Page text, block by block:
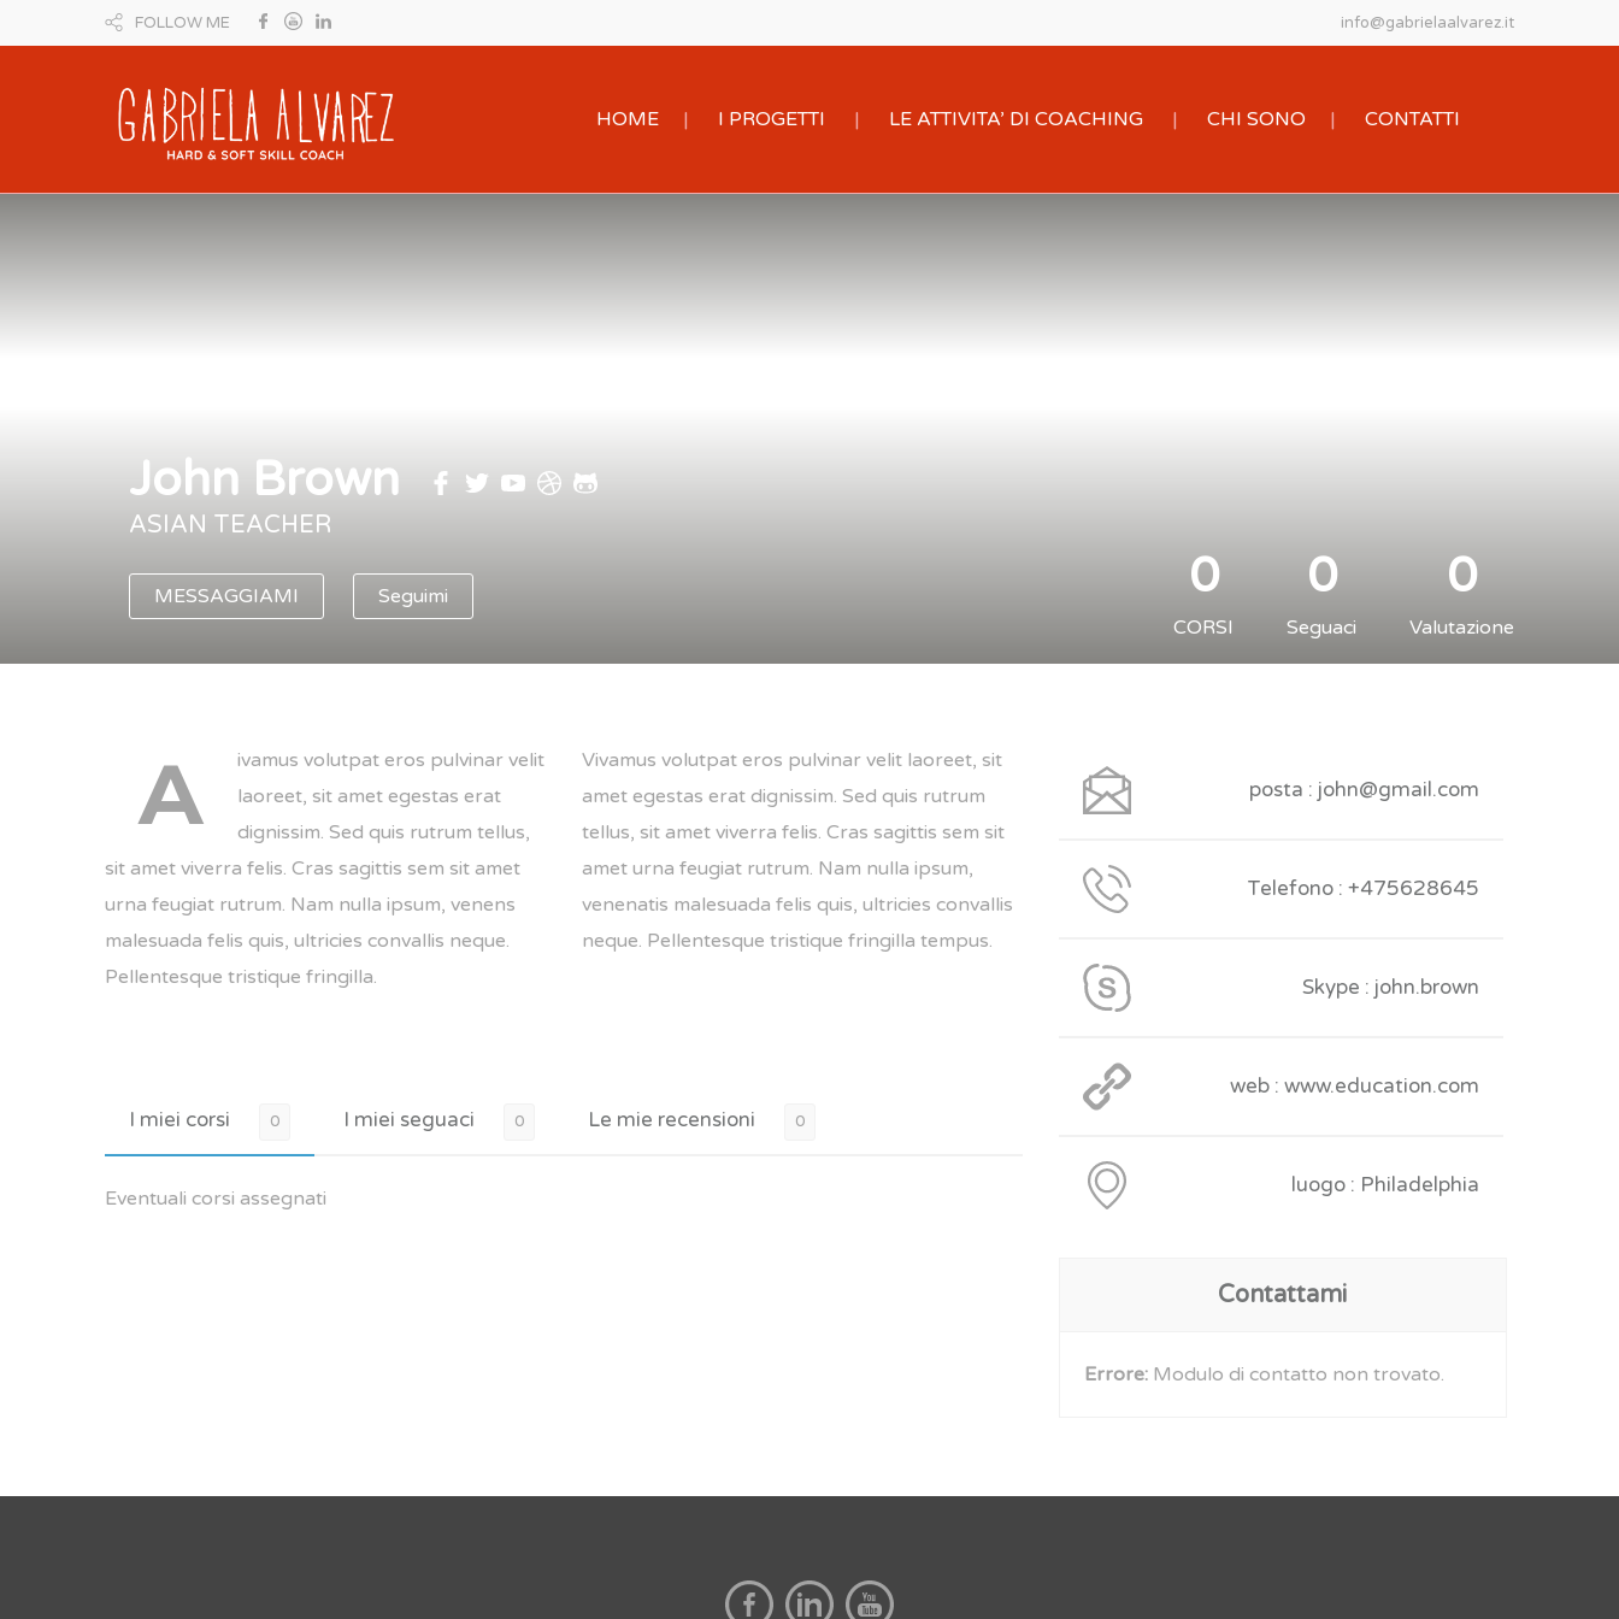
FOLLOW ME info@gabrielaalvarez.it
HOME I PROGETTI LE ATTIVITA’ DI COACHING CHI SONO CONTATTI
John Brown
ASIAN TEACHER
MESSAGGIAMI Seguimi 0
CORSI
0
Seguaci
0
Valutazione
A
ivamus volutpat eros pulvinar velit
laoreet, sit amet egestas erat
dignissim. Sed quis rutrum tellus,
sit amet viverra felis. Cras sagittis sem sit amet
urna feugiat rutrum. Nam nulla ipsum, venens
malesuada felis quis, ultricies convallis neque.
Pellentesque tristique fringilla.
Vivamus volutpat eros pulvinar velit laoreet, sit
amet egestas erat dignissim. Sed quis rutrum
tellus, sit amet viverra felis. Cras sagittis sem sit
amet urna feugiat rutrum. Nam nulla ipsum,
venenatis malesuada felis quis, ultricies convallis
neque. Pellentesque tristique fringilla tempus.
I miei corsi 0 I miei seguaci 0 Le mie recensioni 0
Eventuali corsi assegnati
posta : john@gmail.com
Telefono : +475628645
Skype : john.brown
web : www.education.com
luogo : Philadelphia
Contattami
Errore: Modulo di contatto non trovato.